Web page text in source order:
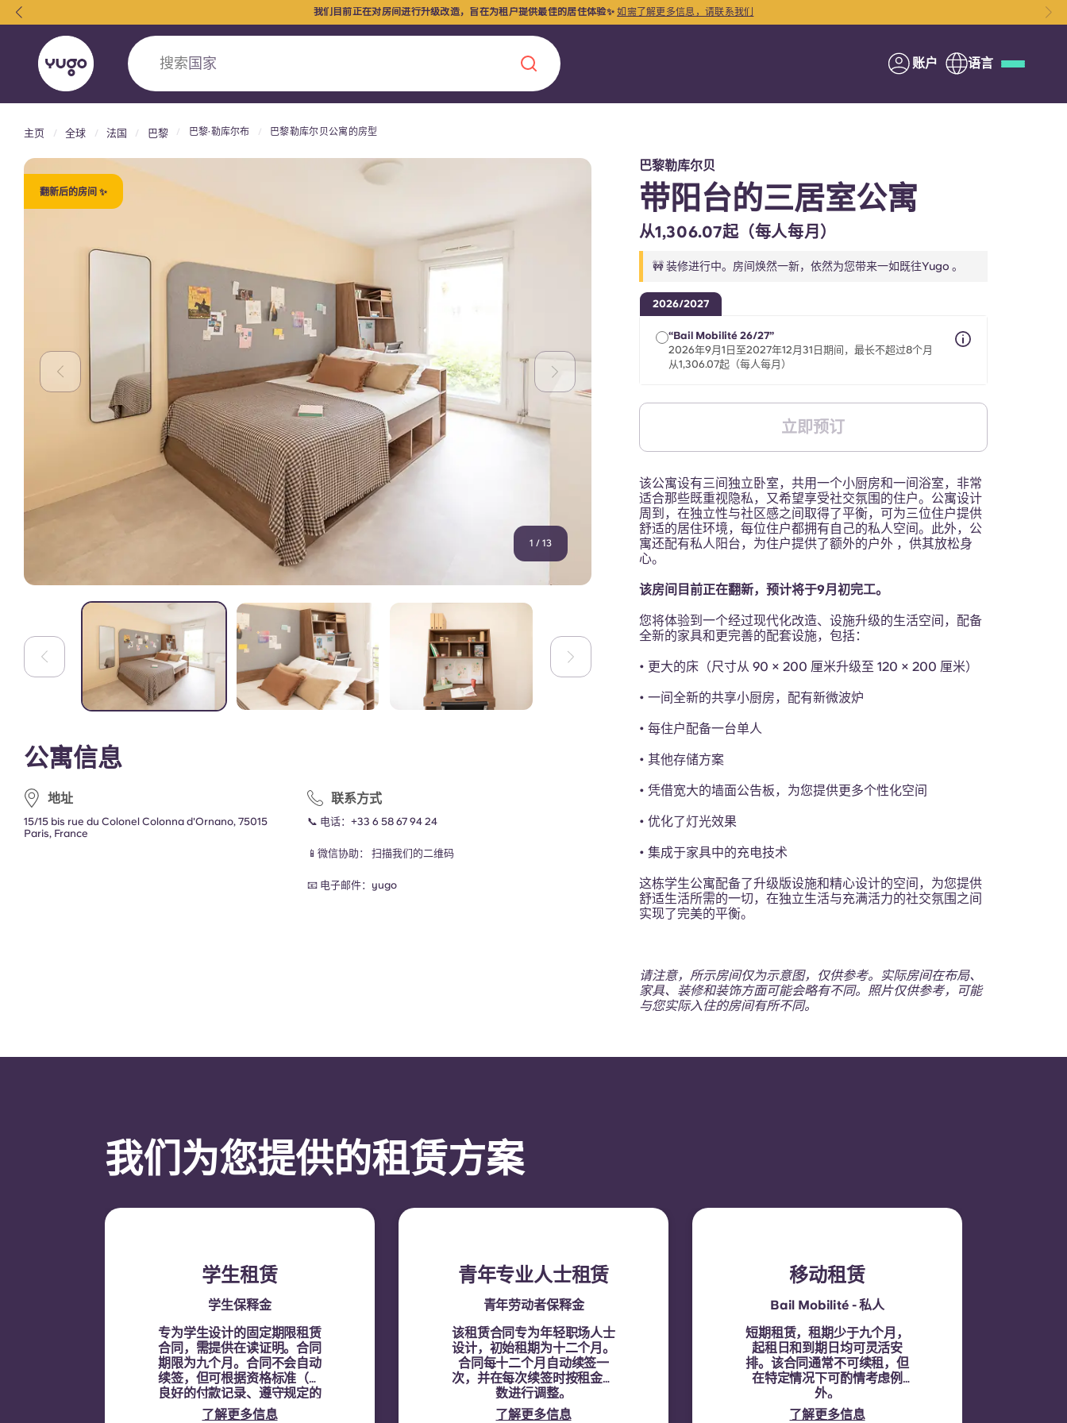
搜索国家 账户 语言
关于我们地点更多
Yugo VCARB：引领公寓新时代
Yugo与VCARB的开创性合作，激发创新精神，点燃雄心壮志，缔造难
与Yugo合作
常见问题解答
联系我们
English (GB)
Portuguese
我们目前正在对房间进行升级改造，旨在为租户提供最佳的居住体验✨如需了解更多信息，请联系我们
主页 全球 法国 巴黎 巴黎·勒库尔布 巴黎勒库尔贝公寓的房型
翻新后的房间 ✨
1 / 13
公寓信息
地址
15/15 bis rue du Colonel Colonna d'Ornano, 75015
Paris, France
联系方式
📞 电话：+33 6 58 67 94 24
📱微信协助：扫描我们的二维码
📧 电子邮件： yugo
巴黎勒库尔贝
带阳台的三居室公寓
从1,306.07起（每人每月）
🚧 装修进行中。房间焕然一新，依然为您带来一如既往Yugo 。
2026/2027
“Bail Mobilité 26/27”
2026年9月1日至2027年12月31日期间，最长不超过8个月
从1,306.07起（每人每月）
立即预订
该公寓设有三间独立卧室，共用一个小厨房和一间浴室，非常
适合那些既重视隐私，又希望享受社交氛围的住户。公寓设计
周到，在独立性与社区感之间取得了平衡，可为三位住户提供
舒适的居住环境，每位住户都拥有自己的私人空间。此外，公
寓还配有私人阳台，为住户提供了额外的户外 ，供其放松身
心。
该房间目前正在翻新，预计将于9月初完工。
您将体验到一个经过现代化改造、设施升级的生活空间，配备
全新的家具和更完善的配套设施，包括：
• 更大的床（尺寸从 90 × 200 厘米升级至 120 × 200 厘米）
• 一间全新的共享小厨房，配有新微波炉
• 每住户配备一台单人
• 其他存储方案
• 凭借宽大的墙面公告板，为您提供更多个性化空间
• 优化了灯光效果
• 集成于家具中的充电技术
这栋学生公寓配备了升级版设施和精心设计的空间，为您提供
舒适生活所需的一切，在独立生活与充满活力的社交氛围之间
实现了完美的平衡。
请注意，所示房间仅为示意图，仅供参考。实际房间在布局、
家具、装修和装饰方面可能会略有不同。照片仅供参考，可能
与您实际入住的房间有所不同。
我们为您提供的租赁方案
学生租赁
学生保释金
专为学生设计的固定期限租赁
合同，需提供在读证明。合同
期限为九个月。合同不会自动
续签，但可根据资格标准（如
良好的付款记录、遵守规定的
行为以及房间空置情况）通过
了解更多信息
青年专业人士租赁
青年劳动者保释金
该租赁合同专为年轻职场人士
设计，初始租期为十二个月。
合同每十二个月自动续签一
次，并在每次续签时按租金指
数进行调整。
了解更多信息
移动租赁
Bail Mobilité - 私人
短期租赁，租期少于九个月，
起租日和到期日均可灵活安
排。该合同通常不可续租，但
在特定情况下可酌情考虑例
外。
了解更多信息